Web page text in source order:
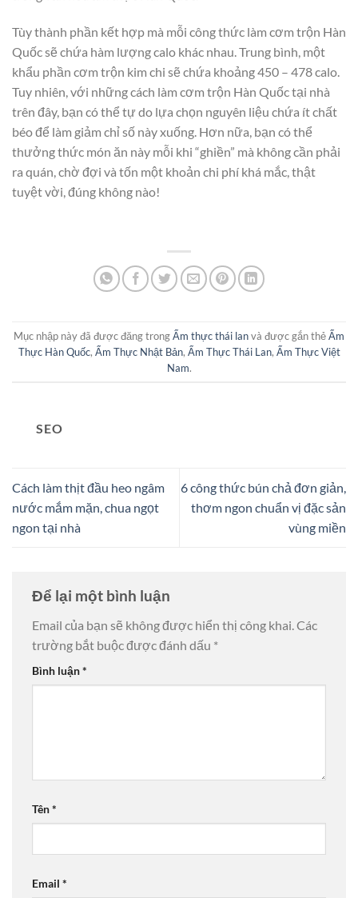
Tùy thành phần kết hợp mà mỗi công thức làm cơm trộn Hàn
Quốc sẽ chứa hàm lượng calo khác nhau. Trung bình, một
khẩu phần cơm trộn kim chi sẽ chứa khoảng 450 – 478 calo.
Tuy nhiên, với những cách làm cơm trộn Hàn Quốc tại nhà
trên đây, bạn có thể tự do lựa chọn nguyên liệu chứa ít chất
béo để làm giảm chỉ số này xuống. Hơn nữa, bạn có thể
thưởng thức món ăn này mỗi khi “ghiền” mà không cần phải
ra quán, chờ đợi và tốn một khoản chi phí khá mắc, thật
tuyệt vời, đúng không nào!
Mục nhập này đã được đăng trongẨm thực thái lanvà được gắn thẻẨm
Thực Hàn Quốc, Ẩm Thực Nhật Bản, Ẩm Thực Thái Lan, Ẩm Thực Việt
Nam.
SEO
Cách làm thịt đầu heo ngâm
nước mắm mặn, chua ngọt
ngon tại nhà
6 công thức bún chả đơn giản,
thơm ngon chuẩn vị đặc sản
vùng miền
Để lại một bình luận
Email của bạn sẽ không được hiển thị công khai.Các
trường bắt buộc được đánh dấu *
Bình luận*
Tên*
Email *